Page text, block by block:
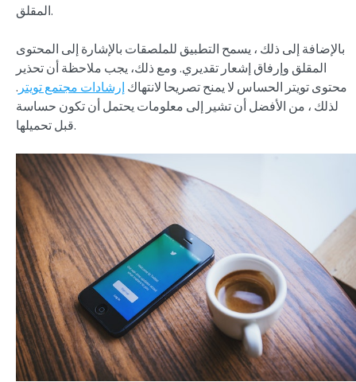
المقلق.
بالإضافة إلى ذلك ، يسمح التطبيق للملصقات بالإشارة إلى المحتوى
المقلق وإرفاق إشعار تقديري. ومع ذلك، يجب ملاحظة أن تحذير
محتوى تويتر الحساس لا يمنح تصريحا لانتهاك إرشادات مجتمع تويتر .
لذلك ، من الأفضل أن تشير إلى معلومات يحتمل أن تكون حساسة
قبل تحميلها.